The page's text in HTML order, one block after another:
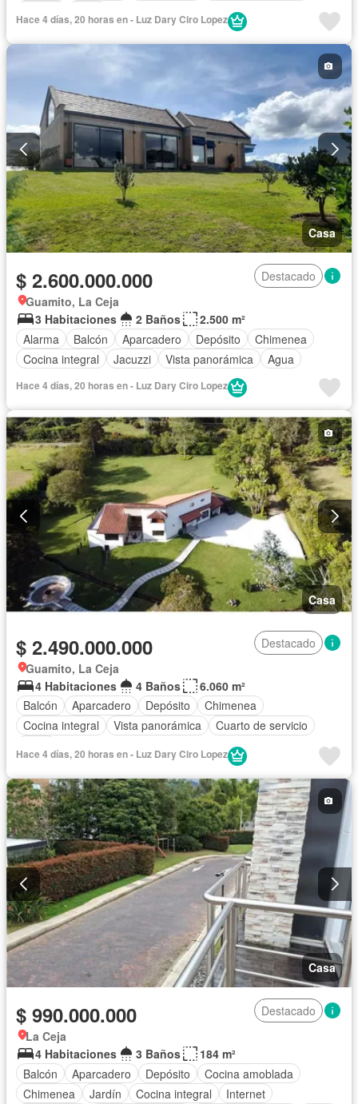
Hace 4 días, 20 horas en - Luz Dary Ciro Lopez
Casa
$ 2.600.000.000
Destacado
Guamito, La Ceja
3 Habitaciones
2 Baños
2.500 m²
Alarma
Balcón Aparcadero Depósito
Chimenea
Cocina integral
Jacuzzi Vista panorámica Agua
Hace 4 días, 20 horas en - Luz Dary Ciro Lopez
Casa
$ 2.490.000.000
Destacado
Guamito, La Ceja
4 Habitaciones
4 Baños
6.060 m²
Balcón
Aparcadero Depósito
Chimenea
Cocina integral
Vista panorámica
Cuarto de servicio
Hace 4 días, 20 horas en - Luz Dary Ciro Lopez
Casa
$ 990.000.000
Destacado
La Ceja
4 Habitaciones
3 Baños
184 m²
Balcón
Aparcadero Depósito
Cocina amoblada
Chimenea
Jardín Cocina integral
Internet